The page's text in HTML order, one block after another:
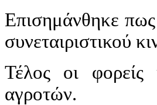
Επισημάνθηκε
συνεταιριστικού
Τέλος οι
αγροτών.